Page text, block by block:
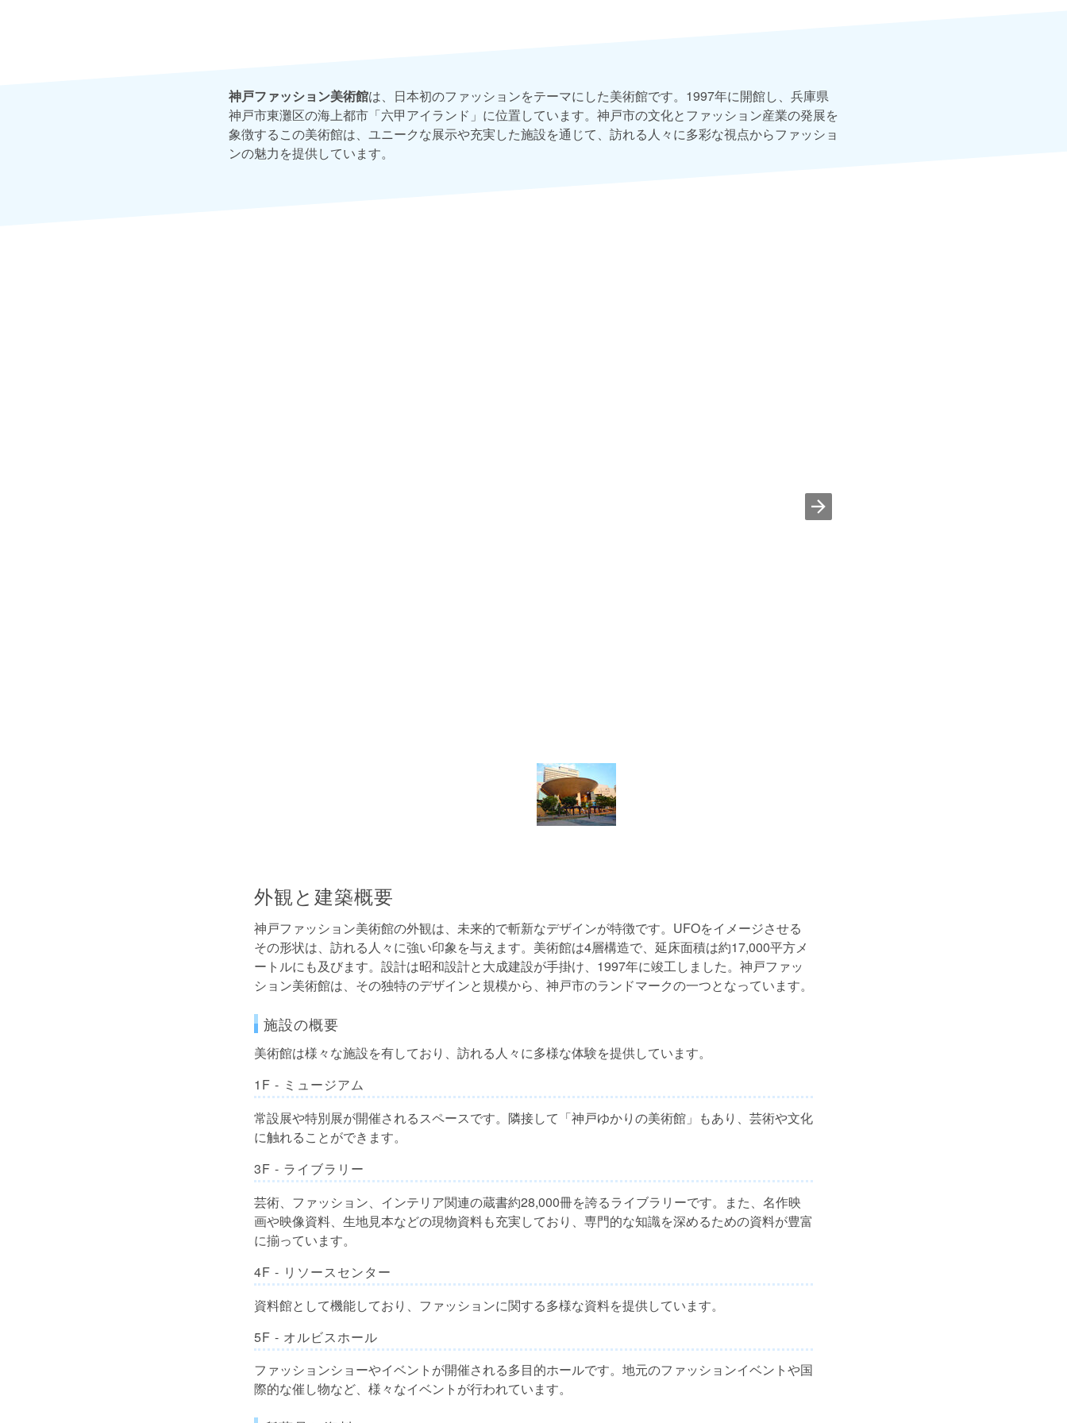
神戸ファッション美術館は、日本初のファッションをテーマにした美術館です。1997年に開館し、兵庫県
神戸市東灘区の海上都市「六甲アイランド」に位置しています。神戸市の文化とファッション産業の発展を
象徴するこの美術館は、ユニークな展示や充実した施設を通じて、訪れる人々に多彩な視点からファッショ
ンの魅力を提供しています。
外観と建築概要
神戸ファッション美術館の外観は、未来的で斬新なデザインが特徴です。UFOをイメージさせる
その形状は、訪れる人々に強い印象を与えます。美術館は4層構造で、延床面積は約17,000平方メ
ートルにも及びます。設計は昭和設計と大成建設が手掛け、1997年に竣工しました。神戸ファッ
ション美術館は、その独特のデザインと規模から、神戸市のランドマークの一つとなっています。
施設の概要
美術館は様々な施設を有しており、訪れる人々に多様な体験を提供しています。
1F - ミュージアム
常設展や特別展が開催されるスペースです。隣接して「神戸ゆかりの美術館」もあり、芸術や文化
に触れることができます。
3F - ライブラリー
芸術、ファッション、インテリア関連の蔵書約28,000冊を誇るライブラリーです。また、名作映
画や映像資料、生地見本などの現物資料も充実しており、専門的な知識を深めるための資料が豊富
に揃っています。
4F - リソースセンター
資料館として機能しており、ファッションに関する多様な資料を提供しています。
5F - オルビスホール
ファッションショーやイベントが開催される多目的ホールです。地元のファッションイベントや国
際的な催し物など、様々なイベントが行われています。